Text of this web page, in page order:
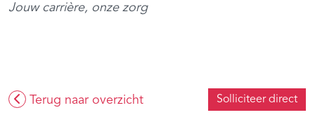
Jouw carrière, onze zorg
Terug naar overzicht Solliciteer direct